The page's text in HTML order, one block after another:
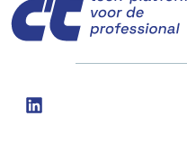
Social
linkedin